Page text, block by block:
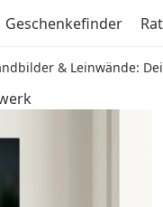
Geschenkefinder
& Leinwände: